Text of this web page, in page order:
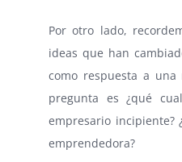
Por otro lado,
ideas que han
como respuesta a una
pregunta es ¿qué
empresario incipiente?
emprendedora?